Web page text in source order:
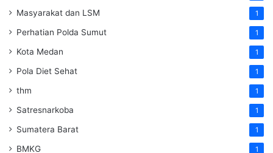
Masyarakat dan LSM 1
Perhatian Polda Sumut 1
Kota Medan 1
Pola Diet Sehat 1
thm 1
Satresnarkoba 1
Sumatera Barat 1
BMKG 1